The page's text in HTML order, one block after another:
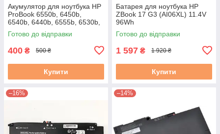
Акумулятор для ноутбука HP
ProBook 6550b, 6450b,
6540b, 6440b, 6555b, 6530b,
6930p, 8440p, 6730 (TD06)
Знос 5–20 % Вживана A
Готово до відправки
400 ₴ 500 ₴
Купити
Батарея для ноутбука HP
ZBook 17 G3 (AI06XL) 11.4V
96Wh
Готово до відправки
1 597 ₴ 1 920 ₴
Купити
–16% –14%